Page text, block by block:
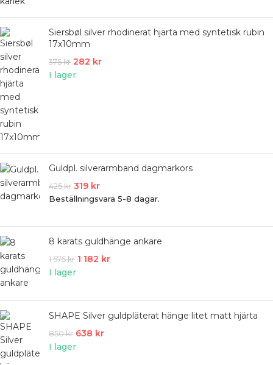
Siersbøl silver rhodinerat hjärta med syntetisk rubin
17x10mm
375kr 282 kr
I lager
Guldpl. silverarmband dagmarkors
425kr 319 kr
Beställningsvara 5-8 dagar.
8 karats guldhänge ankare
1 575kr 1 182 kr
I lager
SHAPE Silver guldpläterat hänge litet matt hjärta
850kr 638 kr
I lager